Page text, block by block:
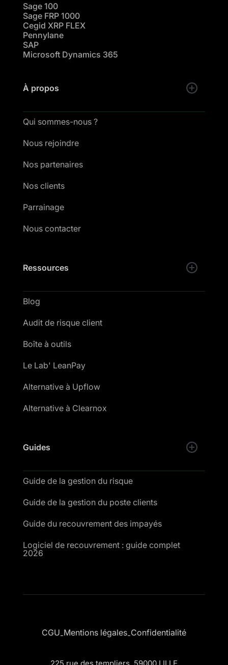
Sage 100
Sage FRP 1000
Cegid XRP FLEX
Pennylane
SAP
Microsoft Dynamics 365
À propos
Qui sommes-nous ?
Nous rejoindre
Nos partenaires
Nos clients
Parrainage
Nous contacter
Ressources
Blog
Audit de risque client
Boîte à outils
Le Lab' LeanPay
Alternative à Upflow
Alternative à Clearnox
Guides
Guide de la gestion du risque
Guide de la gestion du poste clients
Guide du recouvrement des impayés
Logiciel de recouvrement : guide complet
2026
CGU-Mentions légales-Confidentialité